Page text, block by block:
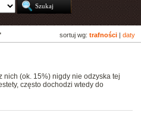
sortuj wg: trafności daty
(ok. 15%) nigdy nie odzyska tej
często dochodzi wtedy do